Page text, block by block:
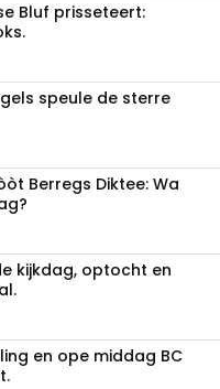
Bluf prisseteert:
speule de sterre
Berregs Diktee: Wa
kijkdag, optocht en
en ope middag BC